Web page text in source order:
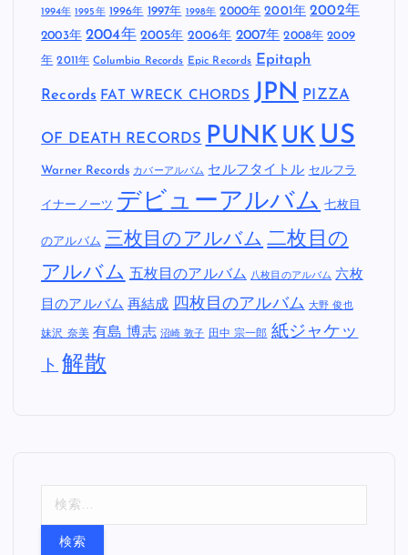
1994年 1995年 1996年 1997年 1998年 2000年 2001年 2002年
2003年 2004年 2005年 2006年 2007年 2008年 2009
年 2011年 Columbia Records Epic Records Epitaph
Records FAT WRECK CHORDS JPN PIZZA
OF DEATH RECORDS PUNK UK US
Warner Records カバーアルバム セルフタイトル セルフラ
イナーノーツ デビューアルバム 七枚目
のアルバム 三枚目のアルバム 二枚目の
アルバム 五枚目のアルバム 八枚目のアルバム 六枚
目のアルバム 再結成 四枚目のアルバム 大野 俊也
妹沢 奈美 有島 博志 沼崎 敦子 田中 宗一郎 紙ジャケッ
ト 解散